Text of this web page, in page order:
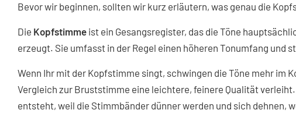
Bevor wir beginnen, sollten wir kurz erläutern, was genau die
Die Kopfstimme ist ein Gesangsregister, das die Töne
erzeugt. Sie umfasst in der Regel einen höheren Tonumfang und
Wenn Ihr mit der Kopfstimme singt, schwingen die Töne mehr im
Vergleich zur Bruststimme eine leichtere, feinere Qualität
entsteht, weil die Stimmbänder dünner werden und sich dehnen,